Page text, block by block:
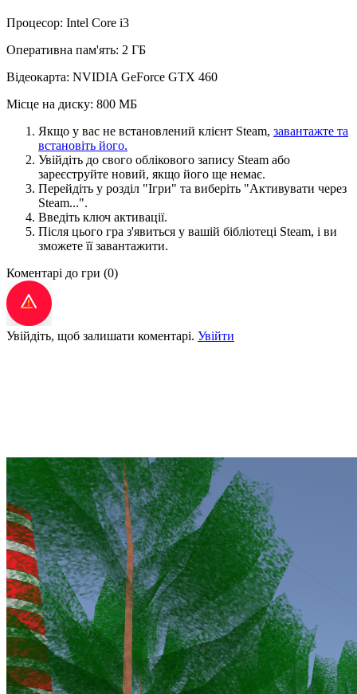
Процесор: Intel Core i3
Оперативна пам'ять: 2 ГБ
Відеокарта: NVIDIA GeForce GTX 460
Місце на диску: 800 МБ
Якщо у вас не встановлений клієнт Steam, завантажте та
встановіть його.
Увійдіть до свого облікового запису Steam або
зареєструйте новий, якщо його ще немає.
Перейдіть у розділ "Ігри" та виберіть "Активувати через
Steam...".
Введіть ключ активації.
Після цього гра з'явиться у вашій бібліотеці Steam, і ви
зможете її завантажити.
Коментарі до гри (0)
Увійдіть, щоб залишати коментарі. Увійти